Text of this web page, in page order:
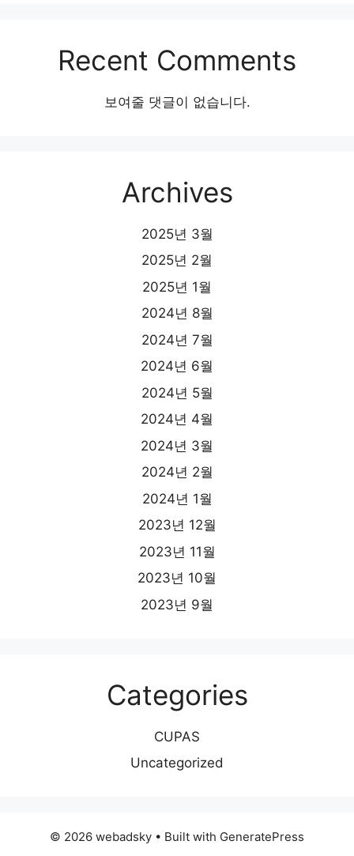
Recent Comments
보여줄 댓글이 없습니다.
Archives
2025년 3월
2025년 2월
2025년 1월
2024년 8월
2024년 7월
2024년 6월
2024년 5월
2024년 4월
2024년 3월
2024년 2월
2024년 1월
2023년 12월
2023년 11월
2023년 10월
2023년 9월
Categories
CUPAS
Uncategorized
© 2026 webadsky • Built with GeneratePress